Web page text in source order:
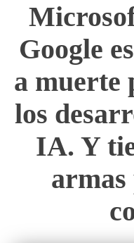
Google
a muerte
los
IA. Y